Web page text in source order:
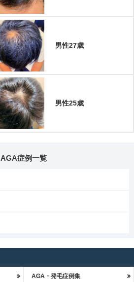
男性27歳
男性25歳
AGA症例一覧
AGA・発毛症例集